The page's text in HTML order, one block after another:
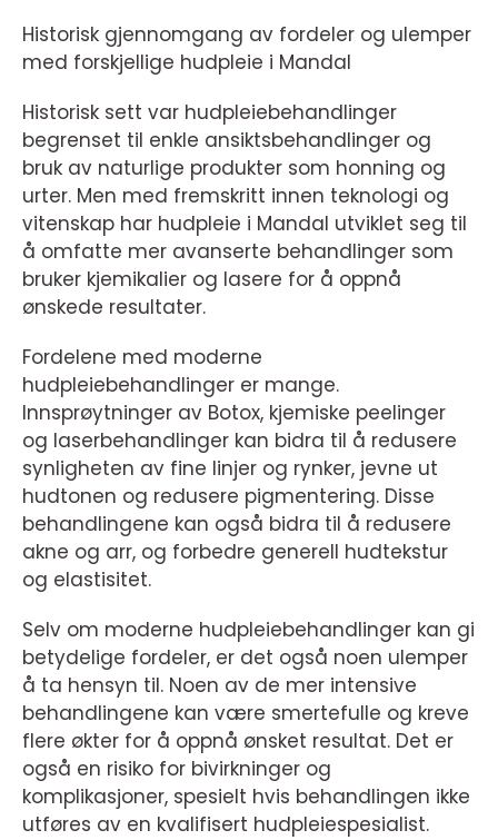
Historisk gjennomgang av fordeler og ulemper
med forskjellige hudpleie i Mandal
Historisk sett var hudpleiebehandlinger
begrenset til enkle ansiktsbehandlinger og
bruk av naturlige produkter som honning og
urter. Men med fremskritt innen teknologi og
vitenskap har hudpleie i Mandal utviklet seg til
å omfatte mer avanserte behandlinger som
bruker kjemikalier og lasere for å oppnå
ønskede resultater.
Fordelene med moderne
hudpleiebehandlinger er mange.
Innsprøytninger av Botox, kjemiske peelinger
og laserbehandlinger kan bidra til å redusere
synligheten av fine linjer og rynker, jevne ut
hudtonen og redusere pigmentering. Disse
behandlingene kan også bidra til å redusere
akne og arr, og forbedre generell hudtekstur
og elastisitet.
Selv om moderne hudpleiebehandlinger kan gi
betydelige fordeler, er det også noen ulemper
å ta hensyn til. Noen av de mer intensive
behandlingene kan være smertefulle og kreve
flere økter for å oppnå ønsket resultat. Det er
også en risiko for bivirkninger og
komplikasjoner, spesielt hvis behandlingen ikke
utføres av en kvalifisert hudpleiespesialist.